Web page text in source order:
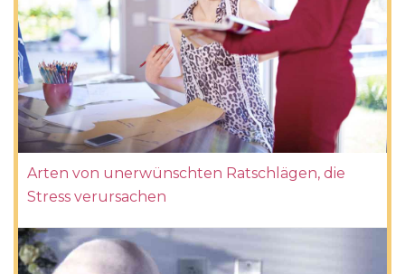
Arten von unerwünschten Ratschlägen, die
Stress verursachen